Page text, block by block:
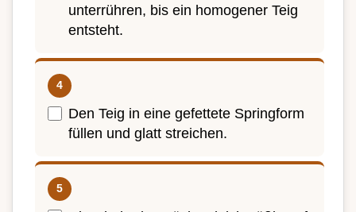
unterrühren, bis ein homogener Teig
entsteht.
Den Teig in eine gefettete Springform
füllen und glatt streichen.